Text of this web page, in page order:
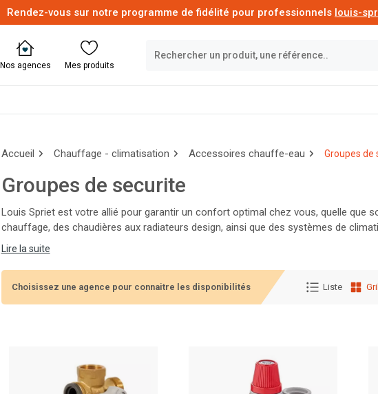
Rendez-vous sur notre programme de fidélité pour professionnels louis-
Nos agences Mes produits
Accueil Chauffage - climatisation Accessoires chauffe-eau Groupes de
Groupes de securite
Louis Spriet est votre allié pour garantir un confort optimal chez vous, quelle que
chauffage, des chaudières aux radiateurs design, ainsi que des systèmes de
Nos experts vous aideront à choisir les équipements adaptés à votre espace et à
l'année !
Lire la suite
Choisissez une agence pour connaitre les disponibilités Liste